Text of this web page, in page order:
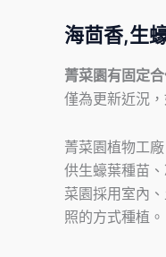
海茴香,生
菁菜園有固定
僅為更新近況
菁菜園植物工
供生蠔葉種苗
菜園採用室內
照的方式種植。